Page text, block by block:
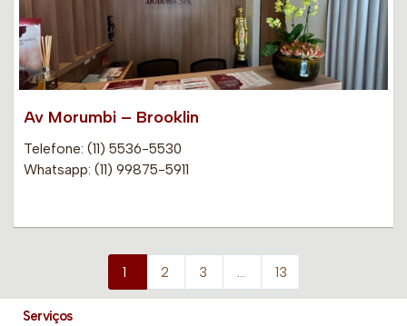
Av Morumbi – Brooklin
Telefone: (11) 5536-5530
Whatsapp: (11) 99875-5911
1 2 3 … 13
Serviços